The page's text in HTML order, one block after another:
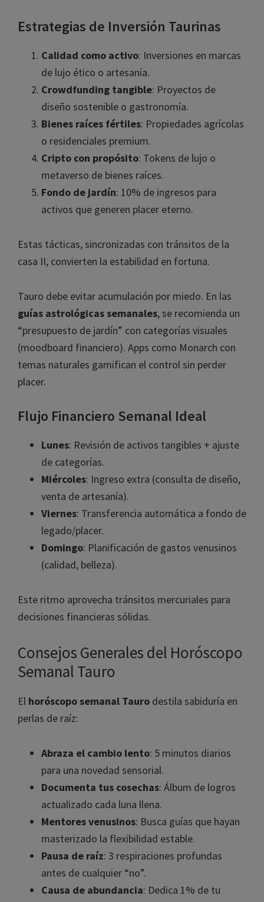
Estrategias de Inversión Taurinas
Calidad como activo: Inversiones en marcas
de lujo ético o artesanía.
Crowdfunding tangible: Proyectos de
diseño sostenible o gastronomía.
Bienes raíces fértiles: Propiedades agrícolas
o residenciales premium.
Cripto con propósito: Tokens de lujo o
metaverso de bienes raíces.
Fondo de jardín: 10% de ingresos para
activos que generen placer eterno.
Estas tácticas, sincronizadas con tránsitos de la
casa II, convierten la estabilidad en fortuna.
Tauro debe evitar acumulación por miedo. En las
guías astrológicas semanales, se recomienda un
“presupuesto de jardín” con categorías visuales
(moodboard financiero). Apps como Monarch con
temas naturales gamifican el control sin perder
placer.
Flujo Financiero Semanal Ideal
Lunes: Revisión de activos tangibles + ajuste
de categorías.
Miércoles: Ingreso extra (consulta de diseño,
venta de artesanía).
Viernes: Transferencia automática a fondo de
legado/placer.
Domingo: Planificación de gastos venusinos
(calidad, belleza).
Este ritmo aprovecha tránsitos mercuriales para
decisiones financieras sólidas.
Consejos Generales del Horóscopo
Semanal Tauro
El horóscopo semanal Tauro destila sabiduría en
perlas de raíz:
Abraza el cambio lento: 5 minutos diarios
para una novedad sensorial.
Documenta tus cosechas: Álbum de logros
actualizado cada luna llena.
Mentores venusinos: Busca guías que hayan
masterizado la flexibilidad estable.
Pausa de raíz: 3 respiraciones profundas
antes de cualquier “no”.
Causa de abundancia: Dedica 1% de tu